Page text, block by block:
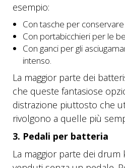
esempio:
Con tasche per
Con portabicchieri per le
Con ganci per gli
intenso.
La maggior parte dei
che queste fantasiose
distrazione piuttosto che
rivolgono a quelle più
3. Pedali per batteria
La maggior parte dei drum